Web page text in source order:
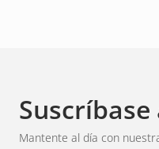
Mantente al día con